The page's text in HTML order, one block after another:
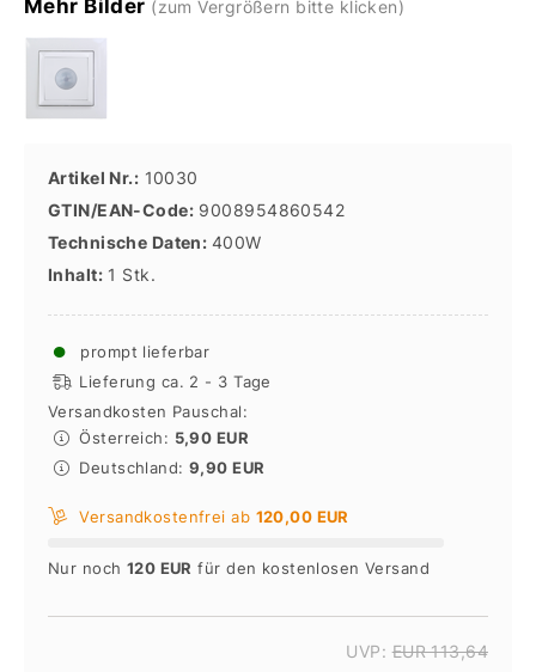
Mehr Bilder (zum Vergrößern bitte klicken)
Artikel Nr.: 10030
GTIN/EAN-Code: 9008954860542
Technische Daten: 400W
Inhalt: 1 Stk.
●
prompt lieferbar
Lieferung ca. 2 - 3 Tage
Versandkosten Pauschal:
Österreich: 5,90 EUR
Deutschland:9,90 EUR
Versandkostenfrei ab 120,00 EUR
Nur noch 120 EUR für den kostenlosen Versand
UVP:EUR 113,64